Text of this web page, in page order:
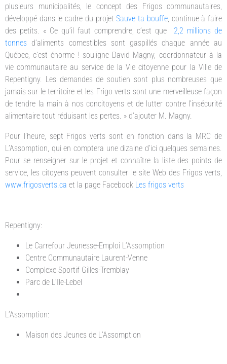
plusieurs municipalités, le concept des Frigos communautaires,
développé dans le cadre du projetSauve ta bouffe, continue à faire
des petits. « Ce qu’il faut comprendre, c’est que
2,2 millions de
tonnes d’aliments comestibles sont gaspillés chaque année au
Québec, c’est énorme ! souligne David Magny, coordonnateur à la
vie communautaire au service de la Vie citoyenne pour la Ville de
Repentigny. Les demandes de soutien sont plus nombreuses que
jamais sur le territoire et les Frigo verts sont une merveilleuse façon
de tendre la main à nos concitoyens et de lutter contre l’insécurité
alimentaire tout réduisant les pertes. » d’ajouter M. Magny.
Pour l’heure, sept Frigos verts sont en fonction dans la MRC de
L’Assomption, qui en comptera une dizaine d’ici quelques semaines.
Pour se renseigner sur le projet et connaître la liste des points de
service, les citoyens peuvent consulter le site Web des Frigos verts,
www.frigosverts.ca et la page Facebook Les frigos verts
Repentigny:
Le Carrefour Jeunesse-Emploi L’Assomption
Centre Communautaire Laurent-Venne
Complexe Sportif Gilles-Tremblay
Parc de L‘Ile-Lebel
L’Assomption:
Maison des Jeunes de L’Assomption